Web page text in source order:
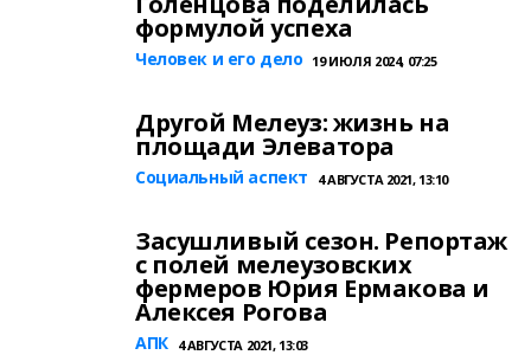
формулой успеха
Человек и его дело 19 ИЮЛЯ 2024, 07:25
Другой Мелеуз: жизнь на
площади Элеватора
Социальный аспект 4 АВГУСТА 2021, 13:10
Засушливый сезон. Репортаж
с полей мелеузовских
фермеров Юрия Ермакова и
Алексея Рогова
АПК 4 АВГУСТА 2021, 13:03